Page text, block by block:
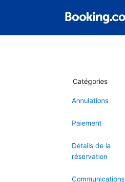
Catégories
Annulations
Paiement
Détails de la
réservation
Communications